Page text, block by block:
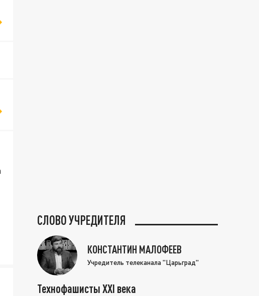
СЛОВО УЧРЕДИТЕЛЯ
КОНСТАНТИН МАЛОФЕЕВ
Учредитель телеканала "Царьград"
Технофашисты XXI века